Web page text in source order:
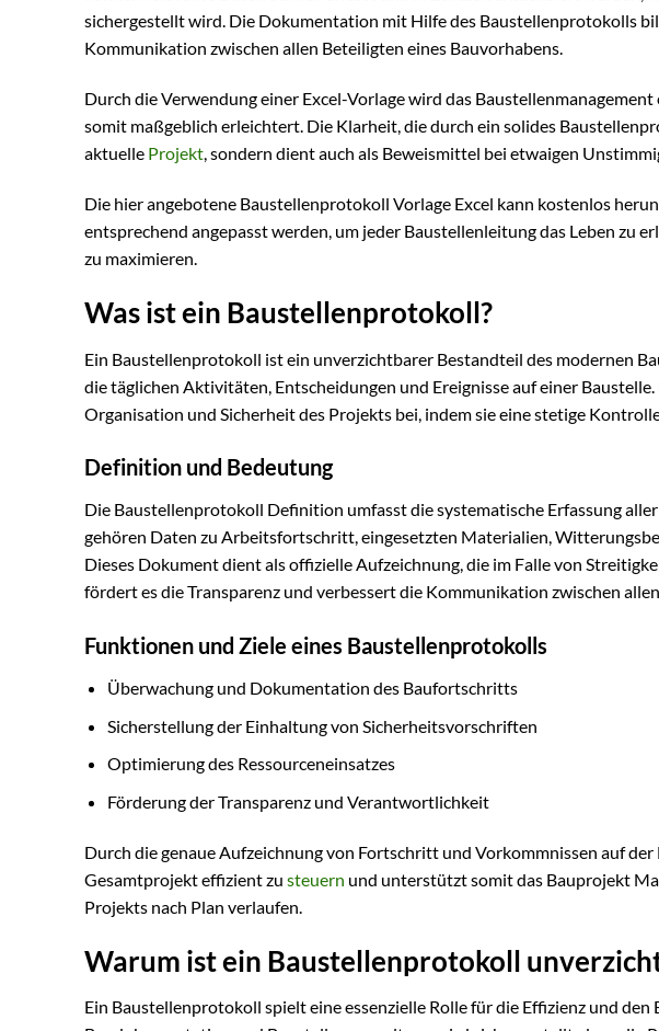
sichergestellt wird. Die Dokumentation mit Hilfe des Baustellenprotokolls
Kommunikation zwischen allen Beteiligten eines Bauvorhabens.
Durch die Verwendung einer Excel-Vorlage wird das
somit maßgeblich erleichtert. Die Klarheit, die durch ein solides
aktuelle Projekt, sondern dient auch als Beweismittel bei etwaigen
Die hier angebotene Baustellenprotokoll Vorlage Excel kann kostenlos
entsprechend angepasst werden, um jeder Baustellenleitung das Leben zu
zu maximieren.
Was ist ein Baustellenprotokoll?
Ein Baustellenprotokoll ist ein unverzichtbarer Bestandteil des modernen
die täglichen Aktivitäten, Entscheidungen und Ereignisse auf einer Baustelle.
Organisation und Sicherheit des Projekts bei, indem sie eine stetige
Definition und Bedeutung
Die Baustellenprotokoll Definition umfasst die systematische Erfassung
gehören Daten zu Arbeitsfortschritt, eingesetzten Materialien,
Dieses Dokument dient als offizielle Aufzeichnung, die im Falle von
fördert es die Transparenz und verbessert die Kommunikation zwischen
Funktionen und Ziele eines Baustellenprotokolls
Überwachung und Dokumentation des Baufortschritts
Sicherstellung der Einhaltung von Sicherheitsvorschriften
Optimierung des Ressourceneinsatzes
Förderung der Transparenz und Verantwortlichkeit
Durch die genaue Aufzeichnung von Fortschritt und Vorkommnissen auf
Gesamtprojekt effizient zu steuern und unterstützt somit das Bauprojekt
Projekts nach Plan verlaufen.
Warum ist ein Baustellenprotokoll
Ein Baustellenprotokoll spielt eine essenzielle Rolle für die Effizienz und